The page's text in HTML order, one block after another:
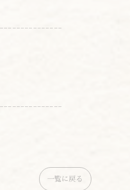
一覧に戻る